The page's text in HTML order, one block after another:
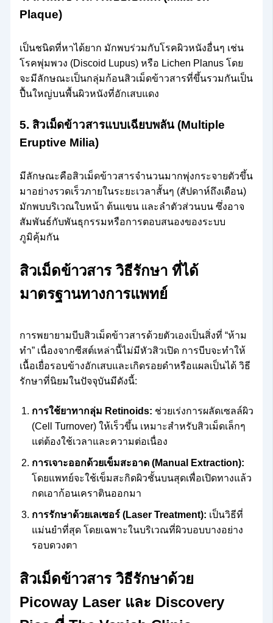
Plaque)
เป็นชนิดที่หาได้ยาก มักพบร่วมกับโรคผิวหนังอื่นๆ เช่น
โรคพุ่มพวง (Discoid Lupus) หรือ Lichen Planus โดย
จะมีลักษณะเป็นกลุ่มก้อนสิวเม็ดข้าวสารที่ขึ้นรวมกันเป็น
ปื้นใหญ่บนพื้นผิวหนังที่อักเสบแดง
5. สิวเม็ดข้าวสารแบบเฉียบพลัน (Multiple
Eruptive Milia)
มีลักษณะคือสิวเม็ดข้าวสารจำนวนมากพุ่งกระจายตัวขึ้น
มาอย่างรวดเร็วภายในระยะเวลาสั้นๆ (สัปดาห์ถึงเดือน)
มักพบบริเวณใบหน้า ต้นแขน และลำตัวส่วนบน ซึ่งอาจ
สัมพันธ์กับพันธุกรรมหรือการตอบสนองของระบบ
ภูมิคุ้มกัน
สิวเม็ดข้าวสาร วิธีรักษา ที่ได้
มาตรฐานทางการแพทย์
การพยายามบีบสิวเม็ดข้าวสารด้วยตัวเองเป็นสิ่งที่ “ห้าม
ทำ” เนื่องจากซีสต์เหล่านี้ไม่มีหัวสิวเปิด การบีบจะทำให้
เนื้อเยื่อรอบข้างอักเสบและเกิดรอยดำหรือแผลเป็นได้ วิธี
รักษาที่นิยมในปัจจุบันมีดังนี้:
การใช้ยาทากลุ่ม Retinoids: ช่วยเร่งการผลัดเซลล์ผิว
(Cell Turnover) ให้เร็วขึ้น เหมาะสำหรับสิวเม็ดเล็กๆ
แต่ต้องใช้เวลาและความต่อเนื่อง
การเจาะออกด้วยเข็มสะอาด (Manual Extraction):
โดยแพทย์จะใช้เข็มสะกิดผิวชั้นบนสุดเพื่อเปิดทางแล้ว
กดเอาก้อนเคราตินออกมา
การรักษาด้วยเลเซอร์ (Laser Treatment): เป็นวิธีที่
แม่นยำที่สุด โดยเฉพาะในบริเวณที่ผิวบอบบางอย่าง
รอบดวงตา
สิวเม็ดข้าวสาร วิธีรักษาด้วย
Picoway Laser และ Discovery